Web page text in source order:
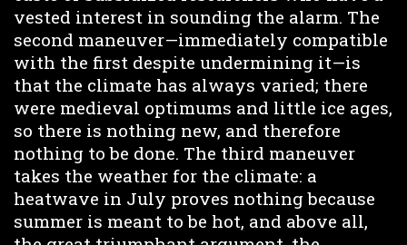
vested interest in sounding the alarm. The
second maneuver—immediately compatible
with the first despite undermining it—is
that the climate has always varied; there
were medieval optimums and little ice ages,
so there is nothing new, and therefore
nothing to be done. The third maneuver
takes the weather for the climate: a
heatwave in July proves nothing because
summer is meant to be hot, and above all,